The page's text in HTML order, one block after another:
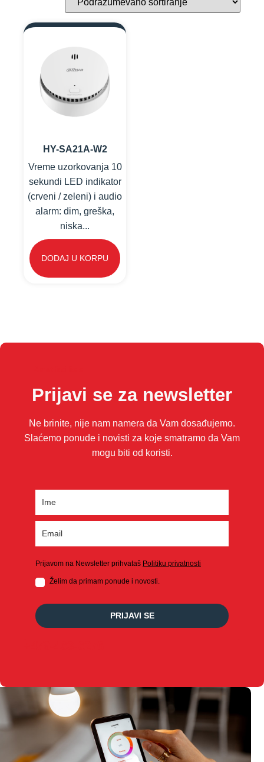
HY-SA21A-W2
Vreme uzorkovanja 10
sekundi LED indikator
(crveni / zeleni) i audio
alarm: dim, greška,
niska...
DODAJ U KORPU
Prijavi se za newsletter
Ne brinite, nije nam namera da Vam dosađujemo.
Slaćemo ponude i novisti za koje smatramo da Vam
mogu biti od koristi.
Prijavom na Newsletter prihvataš Politiku privatnosti
Želim da primam ponude i novosti.
PRIJAVI SE